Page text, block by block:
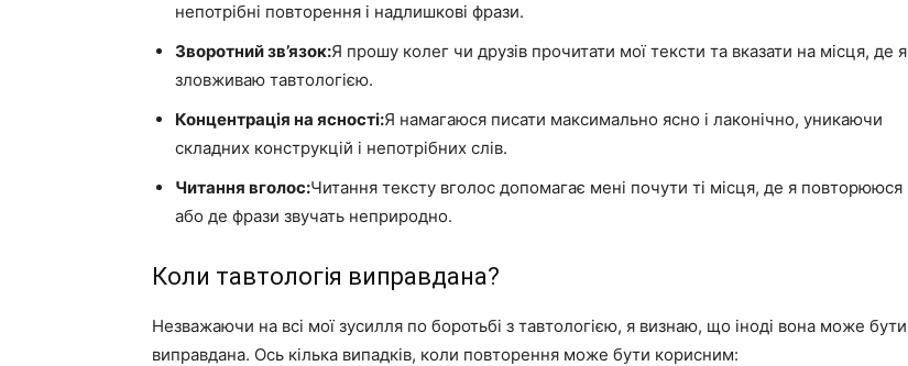
непотрібні повторення і надлишкові фрази.
Зворотний зв’язок:Я прошу колег чи друзів прочитати мої тексти та вказати на місця, де я
зловживаю тавтологією.
Концентрація на ясності:Я намагаюся писати максимально ясно і лаконічно, уникаючи
складних конструкцій і непотрібних слів.
Читання вголос:Читання тексту вголос допомагає мені почути ті місця, де я повторююся
або де фрази звучать неприродно.
Коли тавтологія виправдана?
Незважаючи на всі мої зусилля по боротьбі з тавтологією, я визнаю, що іноді вона може бути
виправдана. Ось кілька випадків, коли повторення може бути корисним: